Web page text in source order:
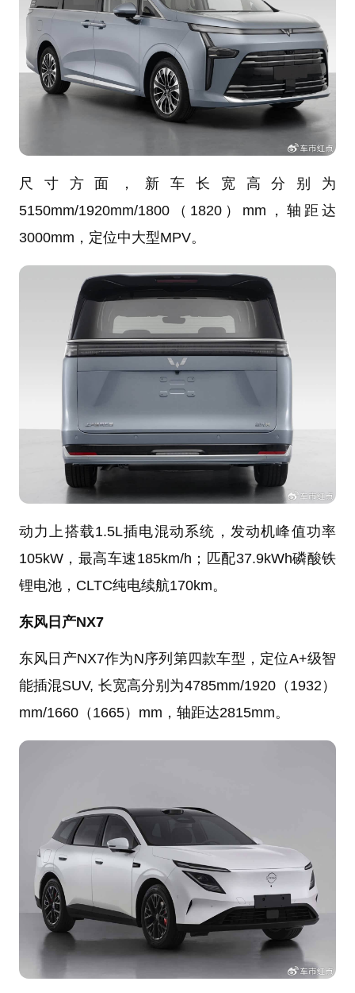
尺寸方面，新车长宽高分别为
5150mm/1920mm/1800（1820）mm，轴距达
3000mm，定位中大型MPV。
动力上搭载1.5L插电混动系统，发动机峰值功率
105kW，最高车速185km/h；匹配37.9kWh磷酸铁
锂电池，CLTC纯电续航170km。
东风日产NX7
东风日产NX7作为N序列第四款车型，定位A+级智
能插混SUV, 长宽高分别为4785mm/1920（1932）
mm/1660（1665）mm，轴距达2815mm。